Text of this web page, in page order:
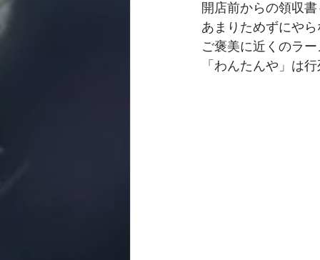
開店前からの領収
あまりためずにや
ご褒美に近くのラ
「わんたんや」は